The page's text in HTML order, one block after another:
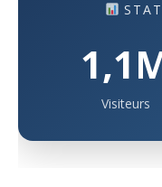
Visiteurs